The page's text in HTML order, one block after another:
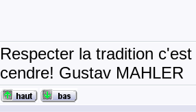
Respecter la tradition
cendre! Gustav MAHLER